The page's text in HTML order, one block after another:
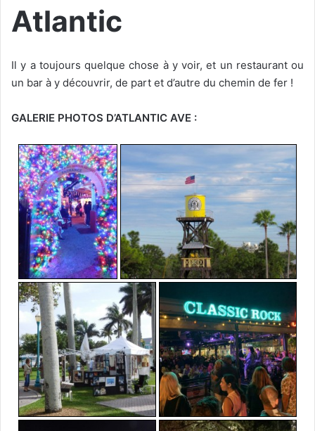
Atlantic
Il y a toujours quelque chose à y voir, et un restaurant ou
un bar à y découvrir, de part et d’autre du chemin de fer !
GALERIE PHOTOS D’ATLANTIC AVE :